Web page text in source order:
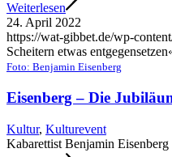
Weiterlesen
24. April 2022
https://wat-gibbet.de/wp-
Scheitern etwas
Foto: Benjamin Eisenberg
Eisenberg – Die
Kultur, Kulturevent
Kabarettist Benjamin